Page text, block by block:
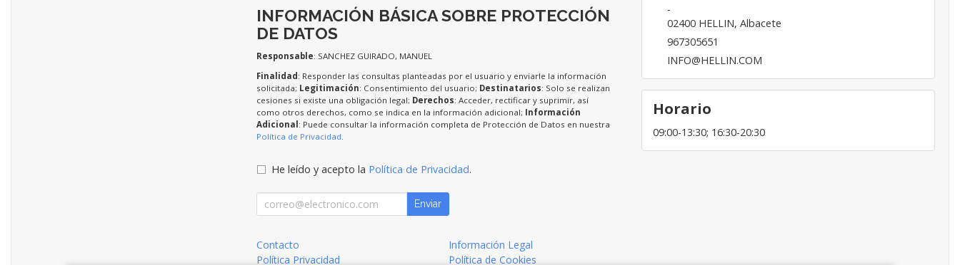
INFORMACIÓN BÁSICA SOBRE PROTECCIÓN
DE DATOS
Responsable: SANCHEZ GUIRADO, MANUEL
Finalidad : Responder las consultas planteadas por el usuario y enviarle la información
solicitada; Legitimación: Consentimiento del usuario; Destinatarios: Solo se realizan
cesiones si existe una obligación legal; Derechos: Acceder, rectificar y suprimir, así
como otros derechos, como se indica en la información adicional; Información
Adicional : Puede consultar la información completa de Protección de Datos en nuestra
Política de Privacidad.
He leído y acepto la Política de Privacidad.
Enviar
Contacto
Información Legal
Política Privacidad
Política de Cookies
-
02400 HELLIN, Albacete
967305651
INFO@HELLIN.COM
Horario
09:00-13:30; 16:30-20:30